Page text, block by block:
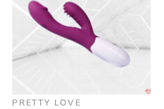
PRETTY LOVE